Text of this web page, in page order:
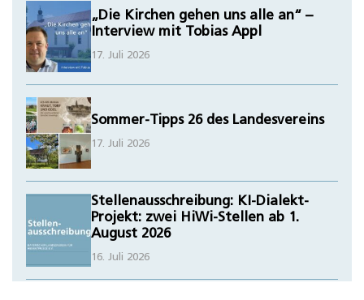
„Die Kirchen gehen uns alle an“ –
Interview mit Tobias Appl
17. Juli 2026
Sommer-Tipps 26 des Landesvereins
17. Juli 2026
Stellenausschreibung: KI-Dialekt-
Projekt: zwei HiWi-Stellen ab 1.
August 2026
16. Juli 2026